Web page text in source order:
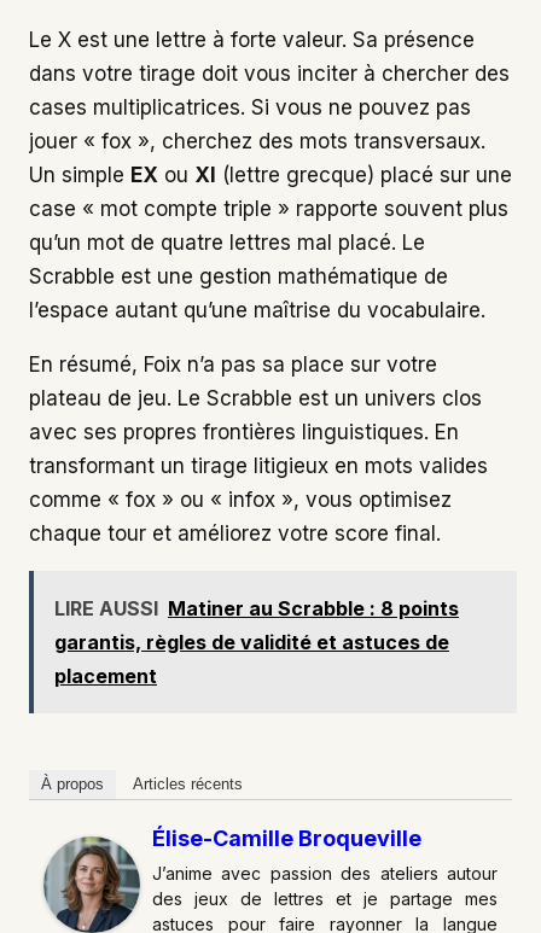
Le X est une lettre à forte valeur. Sa présence
dans votre tirage doit vous inciter à chercher des
cases multiplicatrices. Si vous ne pouvez pas
jouer « fox », cherchez des mots transversaux.
Un simple EX ou XI (lettre grecque) placé sur une
case « mot compte triple » rapporte souvent plus
qu’un mot de quatre lettres mal placé. Le
Scrabble est une gestion mathématique de
l’espace autant qu’une maîtrise du vocabulaire.
En résumé, Foix n’a pas sa place sur votre
plateau de jeu. Le Scrabble est un univers clos
avec ses propres frontières linguistiques. En
transformant un tirage litigieux en mots valides
comme « fox » ou « infox », vous optimisez
chaque tour et améliorez votre score final.
LIRE AUSSI Matiner au Scrabble : 8 points
garantis, règles de validité et astuces de
placement
À propos Articles récents
Élise-Camille Broqueville
J’anime avec passion des ateliers autour
des jeux de lettres et je partage mes
astuces pour faire rayonner la langue